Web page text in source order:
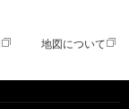
地図について